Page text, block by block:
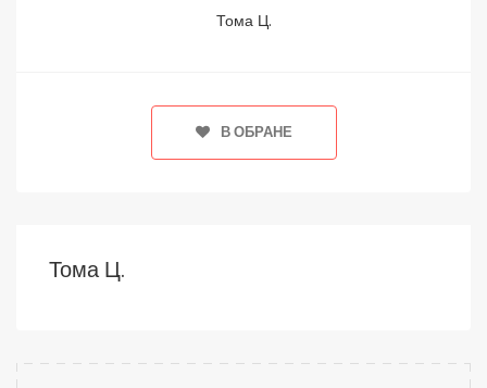
Тома Ц.
В ОБРАНЕ
Тома Ц.